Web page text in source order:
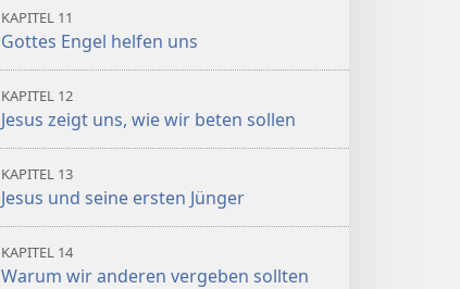
KAPITEL 11
Gottes Engel helfen uns
KAPITEL 12
Jesus zeigt uns, wie wir beten sollen
KAPITEL 13
Jesus und seine ersten Jünger
KAPITEL 14
Warum wir anderen vergeben sollten